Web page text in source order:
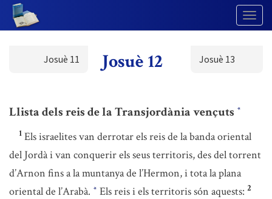
Josuè 11 Josuè 12 Josuè 13
Llista dels reis de la Transjordània vençuts *
1 Els israelites van derrotar els reis de la banda oriental
del Jordà i van conquerir els seus territoris, des del torrent
d’Arnon fins a la muntanya de l’Hermon, i tota la plana
oriental de l’Arabà. * Els reis i els territoris són aquests: 2